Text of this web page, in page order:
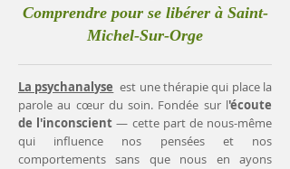
Comprendre pour se libérer à Saint-
Michel-Sur-Orge
La psychanalyse est une thérapie qui place la
parole au cœur du soin. Fondée sur l'écoute
de l'inconscient— cette part de nous-même
qui influence nos pensées et nos
comportements sans que nous en ayons